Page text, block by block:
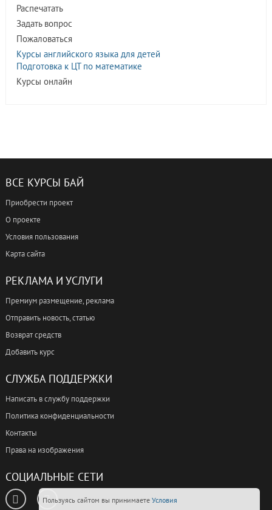
Распечатать
Задать вопрос
Пожаловаться
Курсы английского языка для детей
Подготовка к ЦТ по математике
Курсы онлайн
ВСЕ КУРСЫ БАЙ
Приобрести проект
О проекте
Условия пользования
Карта сайта
РЕКЛАМА И УСЛУГИ
Премиум размещение, реклама
Отправить новость, статью
Возврат средств
Добавить курс
СЛУЖБА ПОДДЕРЖКИ
Написать в службу поддержки
Политика конфиденциальности
Контакты
Права на изображения
СОЦИАЛЬНЫЕ СЕТИ
Пользуясь сайтом вы принимаете Условия